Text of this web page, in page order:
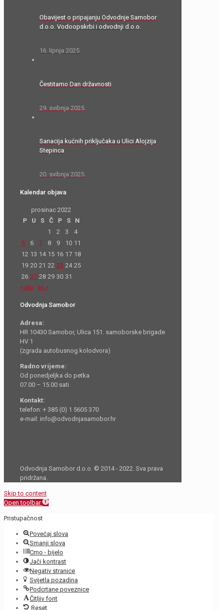
Obavijest o pripajanju Odvodnje Samobor
d.o.o. Vodoopskrbi i odvodnji d.o.o.
16. lipnja 2025.
Čestitamo Dan državnosti
29. svibnja 2025.
Sanacija kućnih priključaka u Ulici Alojzija
Stepinca
20. svibnja 2025.
Kalendar objava
prosinac 2022
P
U S Č P S
N
1
2 3
4
5
6 7 8 9 10 11
12 13 14 15 16 17 18
19 20 21 22 23 24 25
26 27 28 29 30 31
« stu
sij »
Odvodnja Samobor
Adresa:
HR 10430 Samobor, Ulica 151. samoborske brigade
HV 1
(zgrada autobusnog kolodvora)
Radno vrijeme:
Od ponedjeljka do petka
07.00 – 15.00 sati
Kontakt:
telefon: + 385 (0) 1 5605 370
e-mail: info@odvodnjasamobor.hr
Odvodnja Samobor d.o.o. © 2014 - 2022. Sva prava
pridržana.
Skip to content
Open toolbar
Pristupačnost
Povećaj slova
Smanji slova
Crno - bijelo
Jači kontrast
Negativ stranice
Svijetla pozadina
Podcrtane poveznice
Čitljiv font
Reset